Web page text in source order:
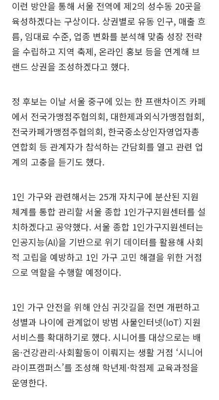
이런 방안을 통해 서울 전역에 제2의 성수동 20곳을
육성하겠다는 구상이다. 상권별로 유동 인구, 매출 흐
름, 임대료 수준, 업종 변화를 분석해 맞춤 성장 전략
을 수립하고 지역 축제, 온라인 홍보 등을 연계해 브
랜드 상권을 조성하겠다고 했다.
정 후보는 이날 서울 중구에 있는 한 프랜차이즈 카페
에서 전국가맹점주협의회, 대한제과외식가맹점협회,
전국카페가맹점주협의회, 한국중소상인자영업자총
연합회 등 관계자가 참석하는 간담회를 열고 관련 업
계의 고충을 듣기도 했다.
1인 가구와 관련해서는 25개 자치구에 분산된 지원
체계를 통합 관리할 서울 종합 1인가구지원센터를 설
치하겠다고 공약했다. 서울 종합 1인가구지원센터는
인공지능(AI)을 기반으로 위기 데이터를 활용해 사회
적 고립을 예방하고 1인 가구 고민 해결을 위한 거점
으로 역할을 수행할 예정이다.
1인 가구 안전을 위해 안심 귀갓길을 전면 개편하고
성별과 나이에 관계없이 방범 사물인터넷(IoT) 지원
서비스를 확대하기로 했다. 시니어를 대상으로는 배
움·건강관리·사회활동이 이뤄지는 생활 거점 ‘시니어
라이프캠퍼스’를 조성해 학년제·학점제 교육과정을
운영한다.